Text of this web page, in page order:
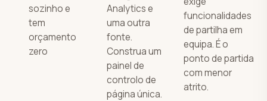
sozinho e
tem
orçamento
zero
Analytics e
uma outra
fonte.
Construa um
painel de
controlo de
página única.
funcionalidades
de partilha em
equipa. É o
ponto de partida
com menor
atrito.